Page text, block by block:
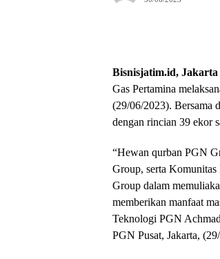
Bisnisjatim.id, Jakarta
Gas Pertamina
(29/06/2023). Bersama
dengan rincian 39 ekor
“Hewan qurban PGN
Group, serta Komunitas
Group dalam
memberikan manfaat
Teknologi PGN
PGN Pusat, Jakarta,